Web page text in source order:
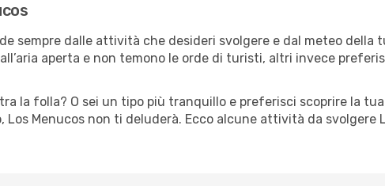
sempre dalle attività che desideri svolgere e dal meteo della
aperta e non temono le orde di turisti, altri invece
la folla? O sei un tipo più tranquillo e preferisci scoprire la
Menucos non ti deluderà. Ecco alcune attività da svolgere